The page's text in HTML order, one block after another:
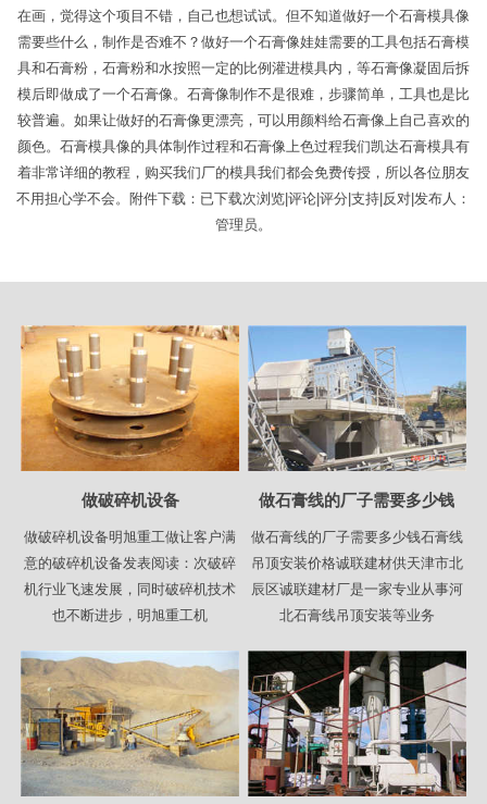
在画，觉得这个项目不错，自己也想试试。但不知道做好一个石膏模具像
需要些什么，制作是否难不？做好一个石膏像娃娃需要的工具包括石膏模
具和石膏粉，石膏粉和水按照一定的比例灌进模具内，等石膏像凝固后拆
模后即做成了一个石膏像。石膏像制作不是很难，步骤简单，工具也是比
较普遍。如果让做好的石膏像更漂亮，可以用颜料给石膏像上自己喜欢的
颜色。石膏模具像的具体制作过程和石膏像上色过程我们凯达石膏模具有
着非常详细的教程，购买我们厂的模具我们都会免费传授，所以各位朋友
不用担心学不会。附件下载：已下载次浏览|评论|评分|支持|反对|发布人：
管理员。
做破碎机设备
做破碎机设备明旭重工做让客户满
意的破碎机设备发表阅读：次破碎
机行业飞速发展，同时破碎机技术
也不断进步，明旭重工机
做石膏线的厂子需要多少钱
做石膏线的厂子需要多少钱石膏线
吊顶安装价格诚联建材供天津市北
辰区诚联建材厂是一家专业从事河
北石膏线吊顶安装等业务